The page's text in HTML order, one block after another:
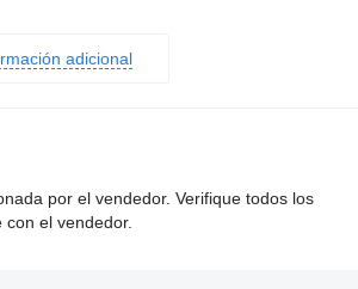
adicional
por el vendedor. Verifique todos los
con el vendedor.